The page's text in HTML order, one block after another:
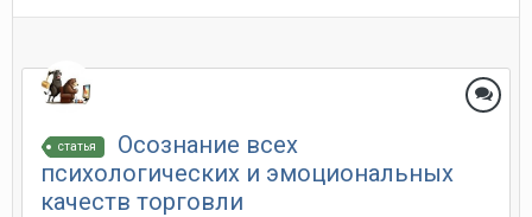
статья
Осознание всех
психологических и эмоциональных
качеств торговли